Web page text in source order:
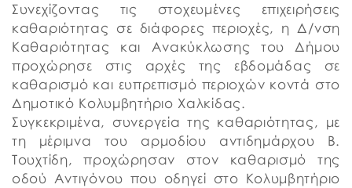
Συνεχίζοντας τις στοχευμένες επιχειρήσεις
καθαριότητας σε διάφορες περιοχές, η Δ/νση
Καθαριότητας και Ανακύκλωσης του Δήμου
προχώρησε στις αρχές της εβδομάδας σε
καθαρισμό και ευπρεπισμό περιοχών κοντά στο
Δημοτικό Κολυμβητήριο Χαλκίδας.
Συγκεκριμένα, συνεργεία της καθαριότητας, με
τη μέριμνα του αρμοδίου αντιδημάρχου Β.
Τουχτίδη, προχώρησαν στον καθαρισμό της
οδού Αντιγόνου που οδηγεί στο Κολυμβητήριο